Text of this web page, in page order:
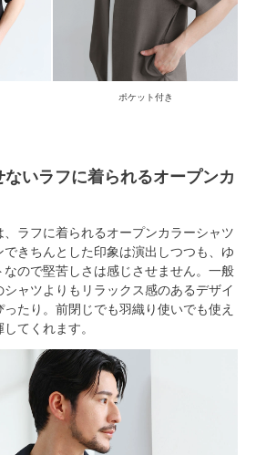
ポケット付き
いラフに着られるオープンカ
ラフに着られるオープンカラーシャツ
きちんとした印象は演出しつつも、ゆ
なので堅苦しさは感じさせません。一般
ャツよりもリラックス感のあるデザイ
たり。前閉じでも羽織り使いでも使え
てくれます。